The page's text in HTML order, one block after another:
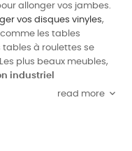
allonger vos jambes.
vos disques vinyles,
comme les tables
tables à roulettes se
plus beaux meubles,
industriel
read more keyboard_arrow_down